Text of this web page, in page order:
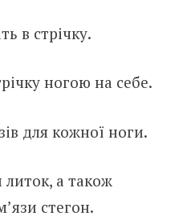
в стрічку.
ногою на себе.
для кожної ноги.
литок, а також
стегон.